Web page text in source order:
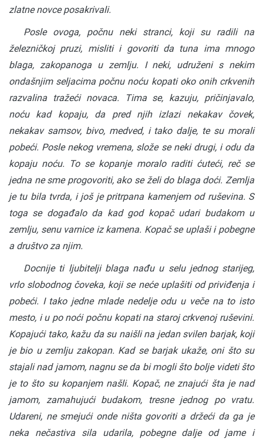
zlatne novce posakrivali.
Posle ovoga, počnu neki stranci, koji su radili na
železničkoj pruzi, misliti i govoriti da tuna ima mnogo
blaga, zakopanoga u zemlju. I neki, udruženi s nekim
ondašnjim seljacima počnu noću kopati oko onih crkvenih
razvalina tražeći novaca. Tima se, kazuju, pričinjavalo,
noću kad kopaju, da pred njih izlazi nekakav čovek,
nekakav samsov, bivo, medved, i tako dalje, te su morali
pobeći. Posle nekog vremena, slože se neki drugi, i odu da
kopaju noću. To se kopanje moralo raditi ćuteći, reč se
jedna ne sme progovoriti, ako se želi do blaga doći. Zemlja
je tu bila tvrda, i još je pritrpana kamenjem od ruševina. S
toga se događalo da kad god kopač udari budakom u
zemlju, senu varnice iz kamena. Kopač se uplaši i pobegne
a društvo za njim.
Docnije ti ljubitelji blaga nađu u selu jednog starijeg,
vrlo slobodnog čoveka, koji se neće uplašiti od priviđenja i
pobeći. I tako jedne mlade nedelje odu u veče na to isto
mesto, i u po noći počnu kopati na staroj crkvenoj ruševini.
Kopajući tako, kažu da su naišli na jedan svilen barjak, koji
je bio u zemlju zakopan. Kad se barjak ukaže, oni što su
stajali nad jamom, nagnu se da bi mogli što bolje videti što
je to što su kopanjem našli. Kopač, ne znajući šta je nad
jamom, zamahujući budakom, tresne jednog po vratu.
Udareni, ne smejući onde ništa govoriti a držeći da ga je
neka nečastiva sila udarila, pobegne dalje od jame i